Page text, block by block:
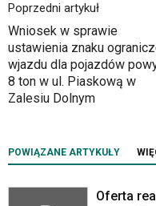
Strona
nie
została
wyposażona
w
dedykowane
zatem
nawigacja
Poprzedni artykuł
Wniosek w sprawie
ustawienia znaku
wjazdu dla pojazdów
8 ton w ul. Piaskową w
Zalesiu Dolnym
POWIĄZANE ARTYKUŁY
Oferta